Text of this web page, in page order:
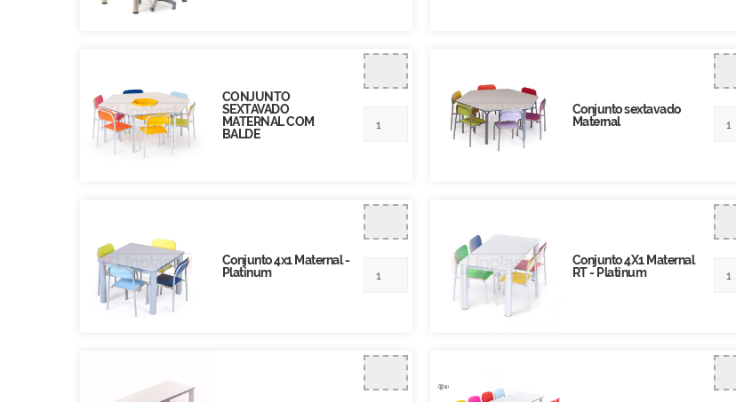
CONJUNTO
SEXTAVADO
MATERNAL COM
BALDE
Conjunto sextavado
Maternal
Conjunto 4x1 Maternal -
Platinum
Conjunto 4X1 Maternal
RT - Platinum